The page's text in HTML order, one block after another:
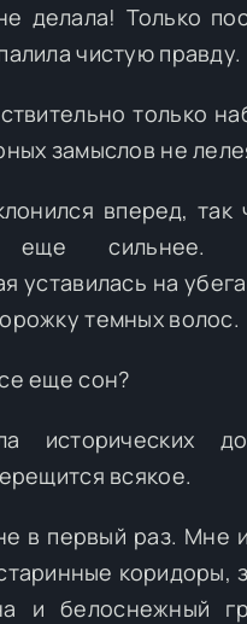
делала! Только
чистую правду.
только
замыслов не
вперед, так
еще
уставилась на
темных волос.
еще сон?
исторических
всякое.
в первый раз. Мне
коридоры,
и белоснежный